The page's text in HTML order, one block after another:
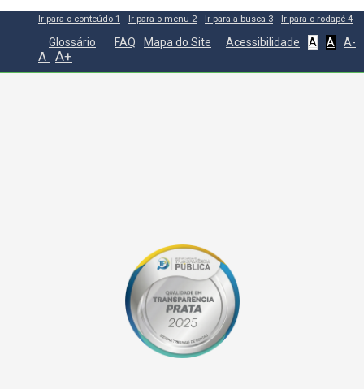
Ir para o conteúdo 1 Ir para o menu 2 Ir para a busca 3 Ir para o rodapé 4
Glossário FAQ Mapa do Site Acessibilidade A A A-
A A+